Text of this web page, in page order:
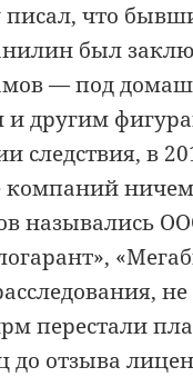
писал, что
был
— под
и другим
следствия, в
компаний
назывались
перестали
до отзыва